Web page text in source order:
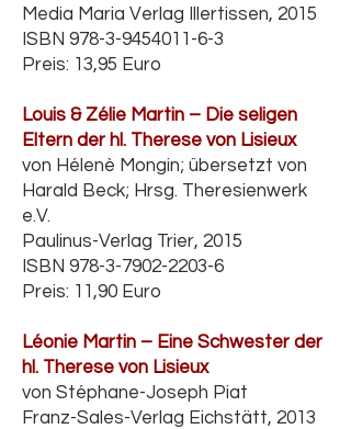
Media Maria Verlag Illertissen, 2015
ISBN 978-3-9454011-6-3
Preis: 13,95 Euro
Louis & Zélie Martin – Die seligen
Eltern der hl. Therese von Lisieux
von Hélenè Mongin; übersetzt von
Harald Beck; Hrsg. Theresienwerk
e.V.
Paulinus-Verlag Trier, 2015
ISBN 978-3-7902-2203-6
Preis: 11,90 Euro
Léonie Martin – Eine Schwester der
hl. Therese von Lisieux
von Stéphane-Joseph Piat
Franz-Sales-Verlag Eichstätt, 2013